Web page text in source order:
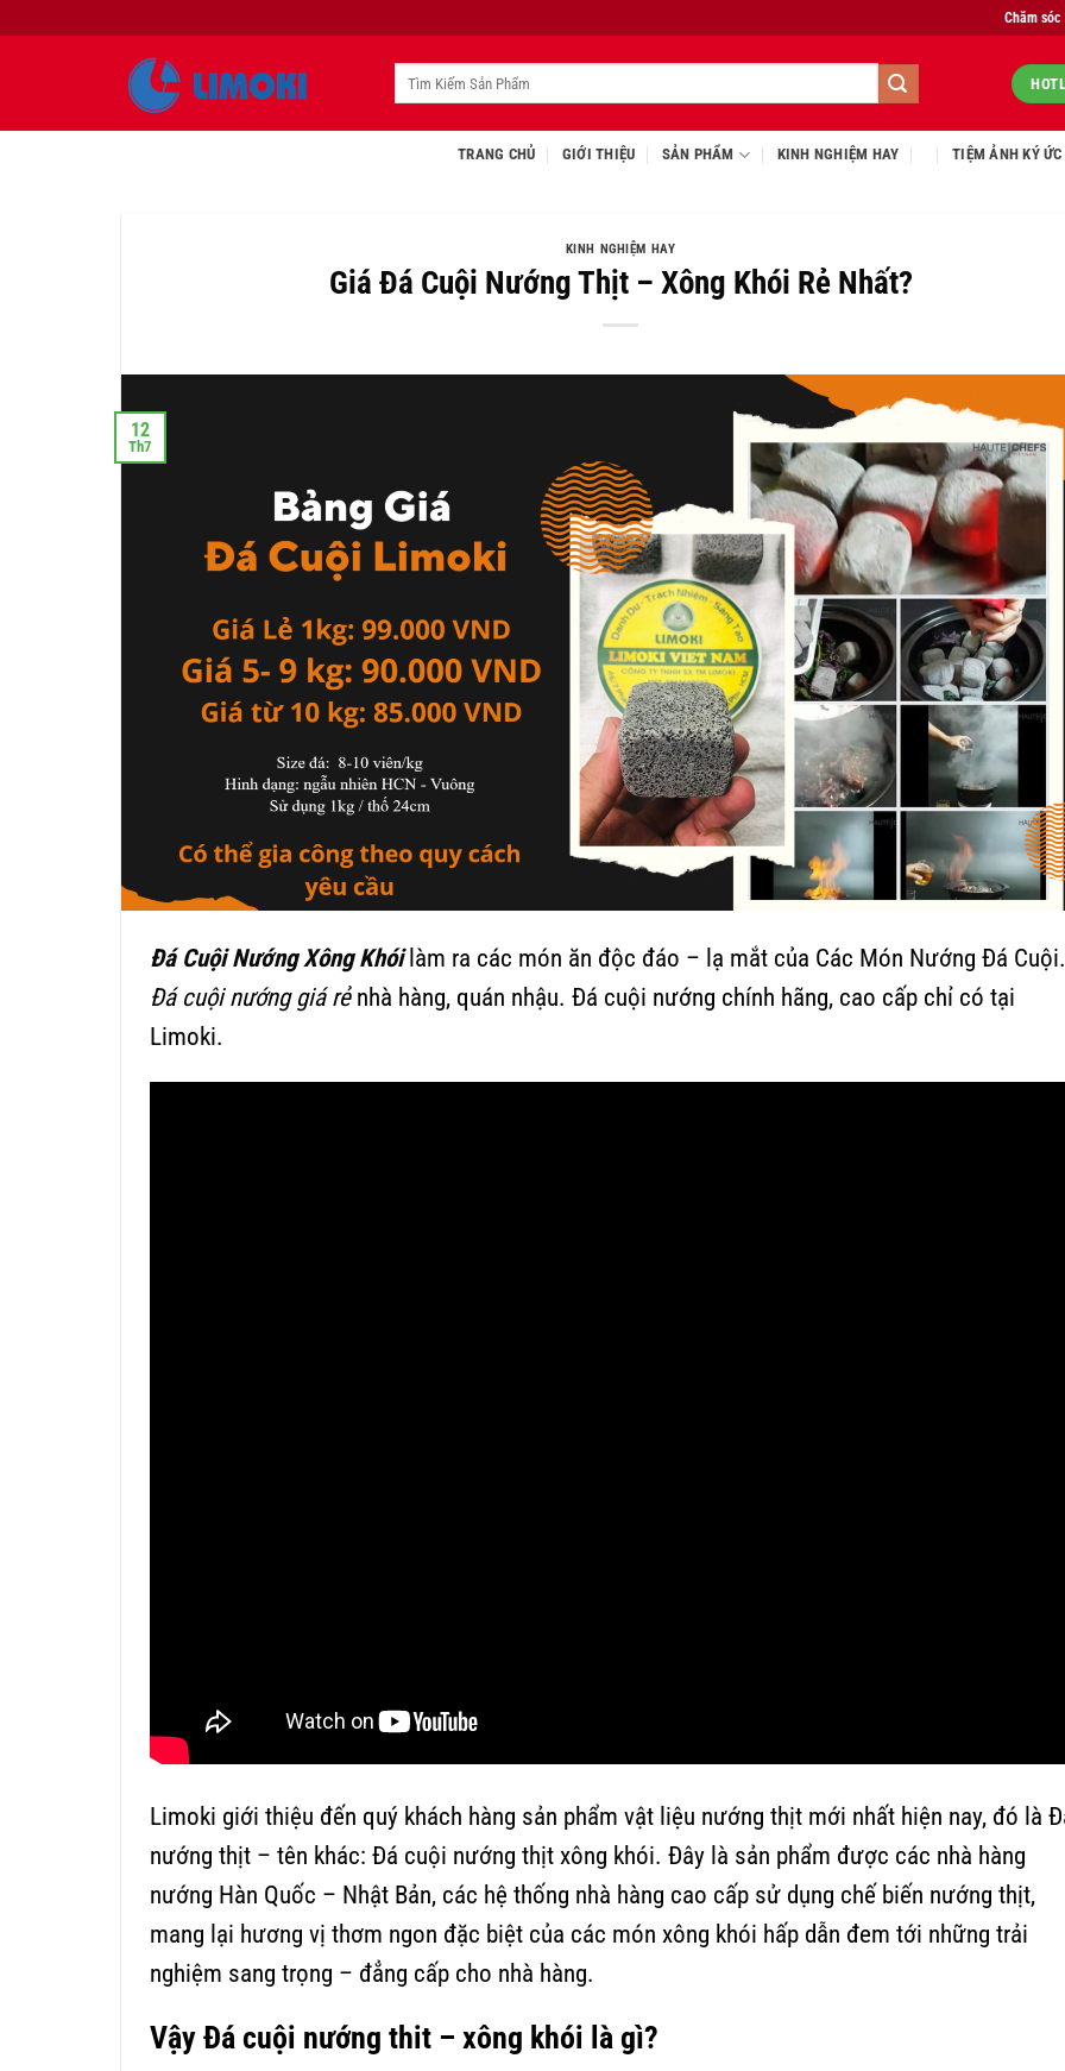
qua
Chăm
TRANG CHỦ GIỚI THIỆU SẢN PHẨM KINH NGHIỆM HAY TIỆM ẢNH KÝ ỨC
KINH NGHIỆM HAY
Giá Đá Cuội Nướng Thịt – Xông Khói Rẻ Nhất?
12
Th7
Đá Cuội Nướng Xông Khói làm ra các món ăn độc đáo – lạ mắt của Các Món Nướng Đá Cuội.
Đá cuội nướng giá rẻnhà hàng, quán nhậu. Đá cuội nướng chính hãng, cao cấp chỉ có tại
Limoki.
Limoki giới thiệu đến quý khách hàng sản phẩm vật liệu nướng thịt mới nhất hiện nay, đó là
nướng thịt – tên khác: Đá cuội nướng thịt xông khói. Đây là sản phẩm được các nhà hàng
nướng Hàn Quốc – Nhật Bản, các hệ thống nhà hàng cao cấp sử dụng chế biến nướng thịt,
mang lại hương vị thơm ngon đặc biệt của các món xông khói hấp dẫn đem tới những trải
nghiệm sang trọng – đẳng cấp cho nhà hàng.
Vậy Đá cuội nướng thit – xông khói là gì?